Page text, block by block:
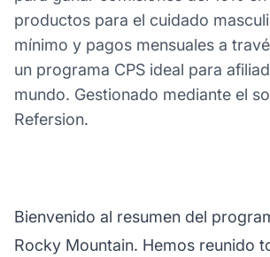
productos para el cuidado
mínimo y pagos mensuales a
un programa CPS ideal para
mundo. Gestionado mediante el
Refersion.
Bienvenido al resumen del
Rocky Mountain. Hemos reunido